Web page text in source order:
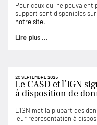
Pour ceux qui ne
support sont disponibles
notre site.
Lire plus ...
20 SEPTEMBRE 2025
Le CASD et l’IGN
à disposition de
L’IGN met la plupart des
leur représentation à